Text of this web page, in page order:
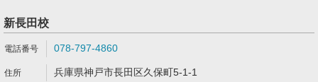
新長田校
078-797-4860
兵庫県神戸市長田区久保町5-1-1